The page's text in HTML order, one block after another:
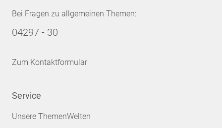
Bei Fragen zu allgemeinen Themen:
04297 - 30
Zum Kontaktformular
Service
Unsere ThemenWelten